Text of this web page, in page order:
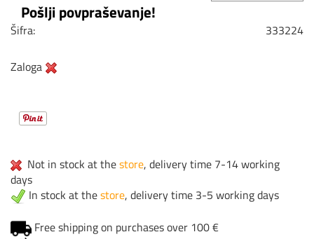
Pošlji povpraševanje!
Šifra: 333224
Zaloga
Not in stock at thestore, delivery time 7-14 working
days
In stock at thestore, delivery time 3-5 working days
Free shipping on purchases over 100 €